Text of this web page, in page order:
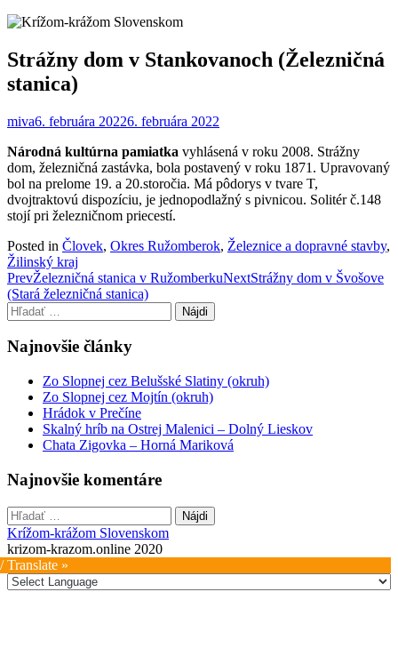
Strážny dom v Stankovanoch (Železničná
stanica)
miva6. februára 20226. februára 2022
Národná kultúrna pamiatka vyhlásená v roku 2008. Strážny
dom, železničná zastávka, bola postavený v roku 1871. Upravovaný
bol na prelome 19. a 20.storočia. Má pôdorys v tvare T,
dvojtraktovú dispozíciu, je jednopodlažný s pivnicou. Solitér č.148
stojí pri železničnom priecestí.
Posted in Človek, Okres Ružomberok, Železnice a dopravné stavby,
Žilinský kraj
Post
navigation
PrevŽelezničná stanica v RužomberkuNextStrážny dom v Švošove
(Stará železničná stanica)
Hľadať:
Najnovšie články
Zo Slopnej cez Belušské Slatiny (okruh)
Zo Slopnej cez Mojtín (okruh)
Hrádok v Prečíne
Skalný hríb na Ostrej Malenici – Dolný Lieskov
Chata Zigovka – Horná Mariková
Najnovšie komentáre
Hľadať:
Krížom-krážom Slovenskom
krizom-krazom.online 2020
Translate »